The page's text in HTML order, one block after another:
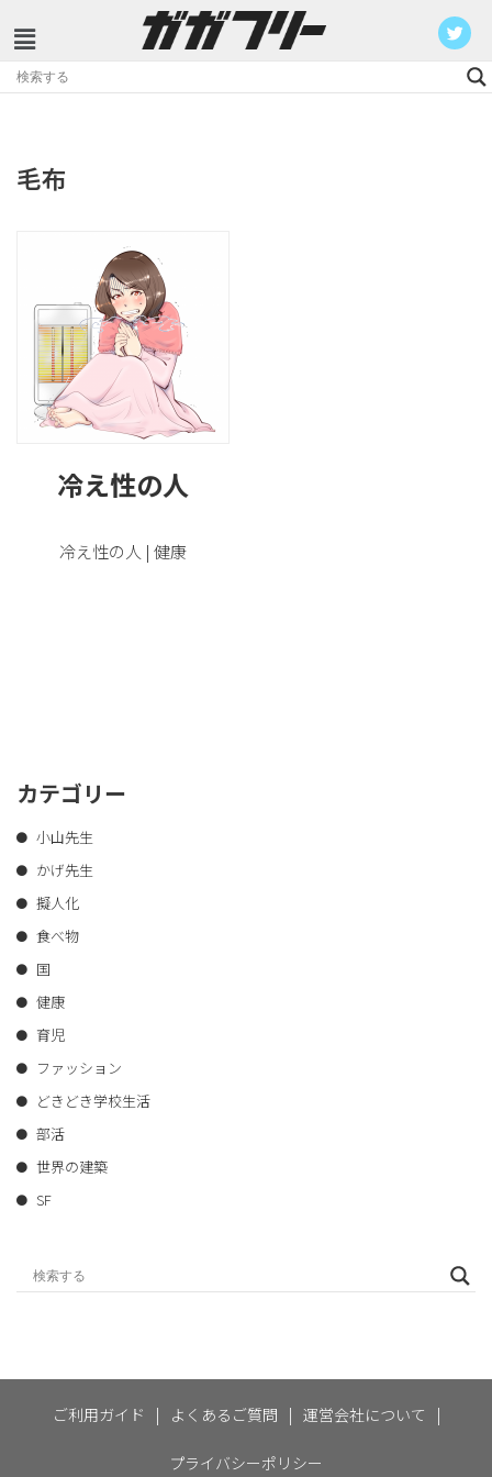
ン
ツ
毛布
冷え性の人
冷え性の人 | 健康
カテゴリー
小山先生
かげ先生
擬人化
食べ物
国
健康
育児
ファッション
どきどき学校生活
部活
世界の建築
SF
ご利用ガイド | よくあるご質問 | 運営会社について |
プライバシーポリシー